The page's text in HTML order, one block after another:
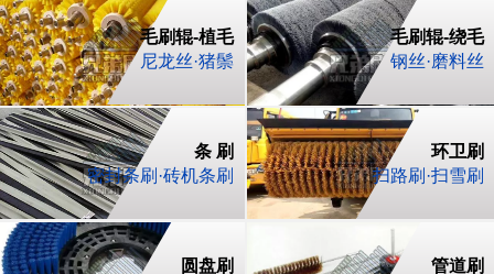
毛刷辊-植毛
尼龙丝·猪鬃
毛刷辊-绕毛
钢丝·磨料丝
条 刷
密封条刷·砖机条刷
环卫刷
扫路刷·扫雪刷
圆盘刷
管道刷